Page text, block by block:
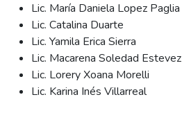
Lic. María Daniela Lopez Paglia
Lic. Catalina Duarte
Lic. Yamila Erica Sierra
Lic. Macarena Soledad Estevez
Lic. Lorery Xoana Morelli
Lic. Karina Inés Villarreal